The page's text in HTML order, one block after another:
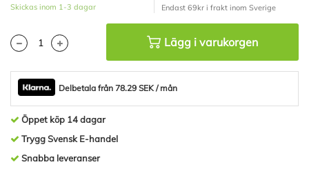
Skickas inom 1-3 dagar
Endast 69kr i frakt inom Sverige
Lägg i varukorgen
Delbetala från 78.29 SEK / mån
Öppet köp 14 dagar
Trygg Svensk E-handel
Snabba leveranser